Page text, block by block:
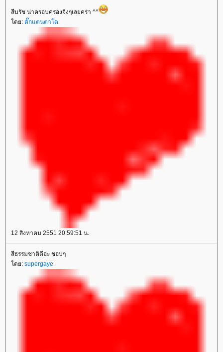
สีบรัช น่าครอบครองจิงๆเลยคร่า ^^
ดย: ตั๊กแตนตาโต
12 สิงหาคม 2551 20:59:51 น.
สีธรรมชาติดีอ่ะ ชอบๆ
ดย: supergaye